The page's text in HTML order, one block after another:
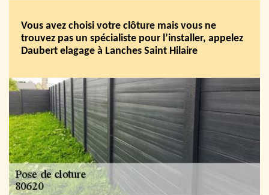
Vous avez choisi votre clôture mais vous ne
trouvez pas un spécialiste pour l’installer, appelez
Daubert elagage à Lanches Saint Hilaire